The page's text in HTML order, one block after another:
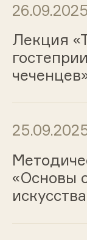
26.09.2025
Лекция
«Основы